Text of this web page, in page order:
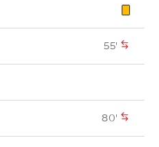
55'
80'